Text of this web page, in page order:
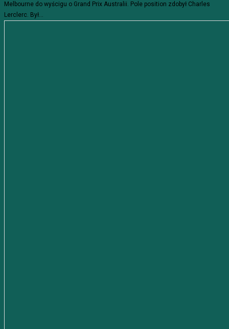
Melbourne do wyścigu o Grand Prix Australii. Pole position zdobył Charles
Lerclerc. Był...